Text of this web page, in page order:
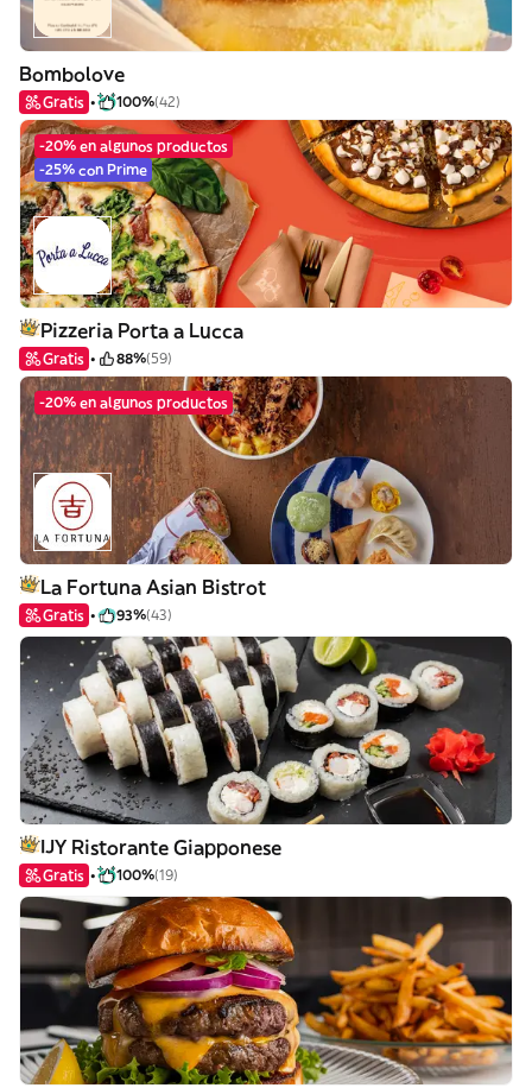
Bombolove
Gratis 100%(42)
-20% en algunos productos
-25% con Prime
Pizzeria Porta a Lucca
Gratis 88%(59)
-20% en algunos productos
La Fortuna Asian Bistrot
Gratis 93%(43)
IJY Ristorante Giapponese
Gratis 100%(19)